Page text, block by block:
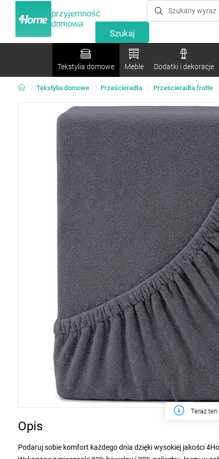
przyjemność
domowa
Tekstylia domowe Meble Dodatki i dekoracje
Tekstylia domowe Prześcieradła Prześcieradła frotte
W tym
Opis
Podaruj sobie komfort każdego dnia dzięki wysokiej jakości